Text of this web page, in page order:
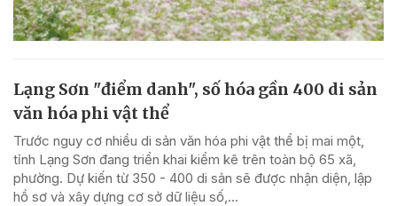
Lạng Sơn "điểm danh", số hóa gần 400 di sản
văn hóa phi vật thể
Trước nguy cơ nhiều di sản văn hóa phi vật thể bị mai một,
tỉnh Lạng Sơn đang triển khai kiểm kê trên toàn bộ 65 xã,
phường. Dự kiến từ 350 - 400 di sản sẽ được nhận diện, lập
hồ sơ và xây dựng cơ sở dữ liệu số,...